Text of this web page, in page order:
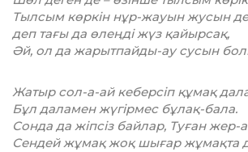
Тылсым көркін нұр-жауын жусын
деп тағы да өлеңді жүз қайырсақ,
Әй, ол да жарытпайды-ау сусын
Жатыр сол-а-ай кеберсіп құмақ
Бұл даламен жүгірмес бұлақ-бала.
Сонда да жіпсіз байлар, Туған жер-
Сендей жұмақ жоқ шығар жұмақта